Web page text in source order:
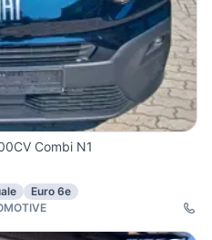
Combi N1
Euro 6e